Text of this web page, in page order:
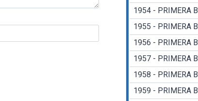
1954 - PRIMERA B
1955 - PRIMERA B
1956 - PRIMERA B
1957 - PRIMERA B
1958 - PRIMERA B
1959 - PRIMERA B